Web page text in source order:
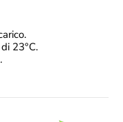
23°C.